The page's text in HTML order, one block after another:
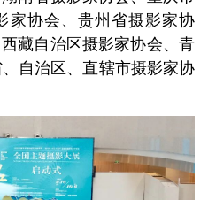
家协会、贵州省摄影家协
藏自治区摄影家协会、青
自治区、直辖市摄影家协